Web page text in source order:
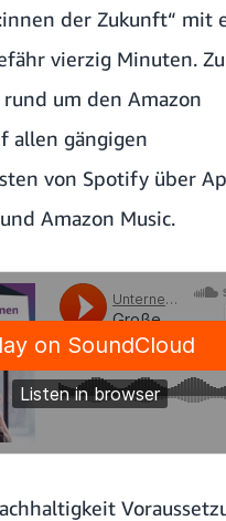
der Zukunft“ mit
vierzig Minuten.
um den Amazon
allen gängigen
von Spotify über
und Amazon Music.